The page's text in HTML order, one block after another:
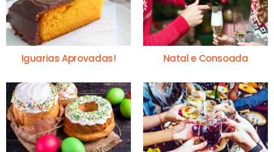
Iguarias Aprovadas! Natal e Consoada